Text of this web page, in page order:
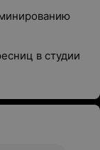
в студии